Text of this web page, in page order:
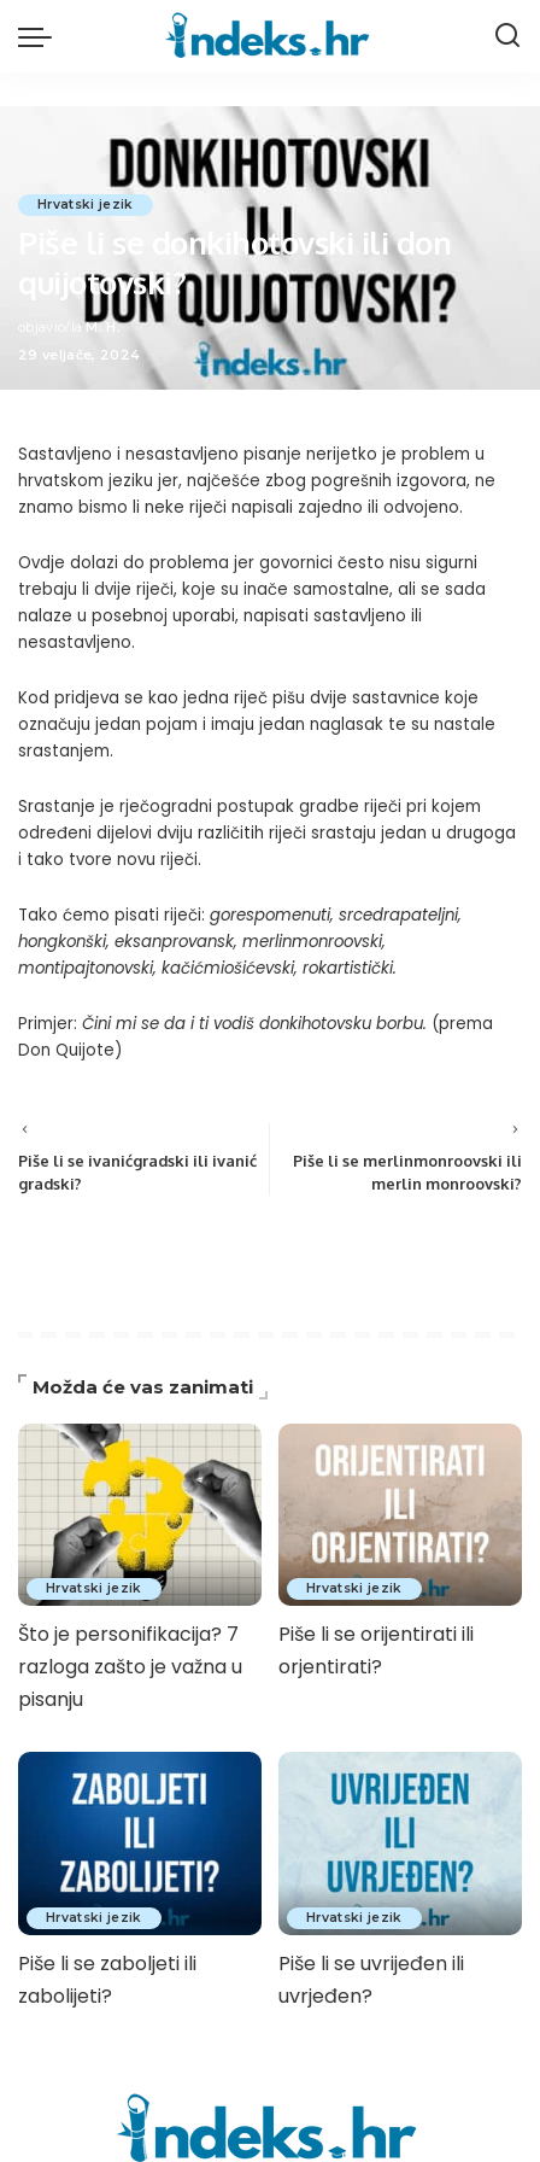
Hrvatski jezik
Piše li se donkihotovski ili don
quijotovski?
Posted
by
objavio/la M. H.
29 veljače, 2024
Sastavljeno i nesastavljeno pisanje nerijetko je problem u
hrvatskom jeziku jer, najčešće zbog pogrešnih izgovora, ne
znamo bismo li neke riječi napisali zajedno ili odvojeno.
Ovdje dolazi do problema jer govornici često nisu sigurni
trebaju li dvije riječi, koje su inače samostalne, ali se sada
nalaze u posebnoj uporabi, napisati sastavljeno ili
nesastavljeno.
Kod pridjeva se kao jedna riječ pišu dvije sastavnice koje
označuju jedan pojam i imaju jedan naglasak te su nastale
srastanjem.
Srastanje je rječogradni postupak gradbe riječi pri kojem
određeni dijelovi dviju različitih riječi srastaju jedan u drugoga
i tako tvore novu riječi.
Tako ćemo pisati riječi: gorespomenuti, srcedrapateljni,
hongkonški, eksanprovansk, merlinmonroovski,
montipajtonovski, kačićmiošićevski, rokartistički.
Primjer: Čini mi se da i ti vodiš donkihotovsku borbu. (prema
Don Quijote)
Piše li se ivanićgradski ili ivanić
gradski?
Piše li se merlinmonroovski ili
merlin monroovski?
Možda će vas zanimati
Hrvatski jezik
Što je personifikacija? 7
razloga zašto je važna u
pisanju
Hrvatski jezik
Piše li se orijentirati ili
orjentirati?
Hrvatski jezik
Piše li se zaboljeti ili
zabolijeti?
Hrvatski jezik
Piše li se uvrijeđen ili
uvrjeđen?